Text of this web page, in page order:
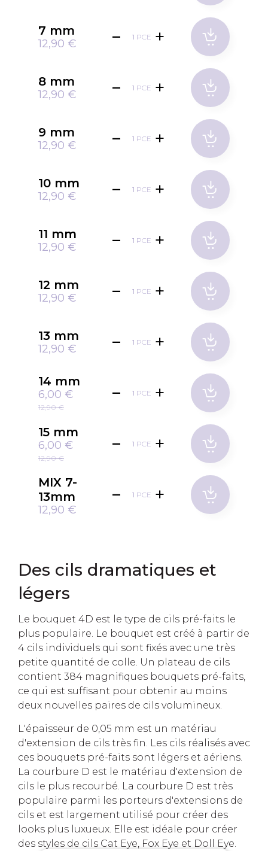
7 mm
12,90 €
PCE
8 mm
12,90 €
PCE
9 mm
12,90 €
PCE
10 mm
12,90 €
PCE
11 mm
12,90 €
PCE
12 mm
12,90 €
PCE
13 mm
12,90 €
PCE
14 mm
6,00 €
12,90 €
PCE
15 mm
6,00 €
12,90 €
PCE
MIX 7-
13mm
12,90 €
PCE
Des cils dramatiques et
légers
Le bouquet 4D est le type de cils pré-faits le
plus populaire. Le bouquet est créé à partir de
4 cils individuels qui sont fixés avec une très
petite quantité de colle. Un plateau de cils
contient 384 magnifiques bouquets pré-faits,
ce qui est suffisant pour obtenir au moins
deux nouvelles paires de cils volumineux.
L'épaisseur de 0,05 mm est un matériau
d'extension de cils très fin. Les cils réalisés avec
ces bouquets pré-faits sont légers et aériens.
La courbure D est le matériau d'extension de
cils le plus recourbé. La courbure D est très
populaire parmi les porteurs d'extensions de
cils et est largement utilisé pour créer des
looks plus luxueux. Elle est idéale pour créer
des styles de cils Cat Eye, Fox Eye et Doll Eye.